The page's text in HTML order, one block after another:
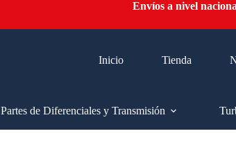
Envíos a nivel
Inicio Tienda
Partes de Diferenciales y Transmisión